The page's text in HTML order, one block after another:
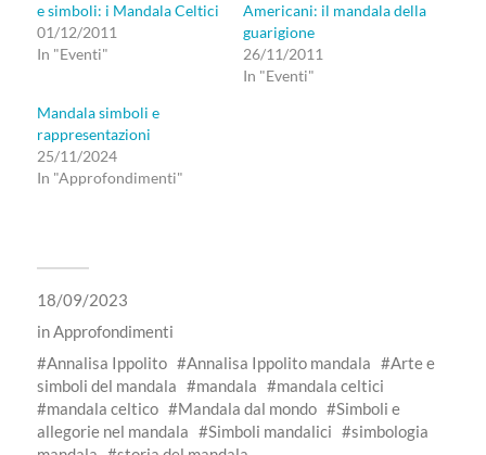
e simboli: i Mandala Celtici
01/12/2011
In "Eventi"
Americani: il mandala della
guarigione
26/11/2011
In "Eventi"
Mandala simboli e
rappresentazioni
25/11/2024
In "Approfondimenti"
18/09/2023
inApprofondimenti
Annalisa Ippolito
Annalisa Ippolito mandala
Arte e
simboli del mandala
mandala
mandala celtici
mandala celtico
Mandala dal mondo
Simboli e
allegorie nel mandala
Simboli mandalici
simbologia